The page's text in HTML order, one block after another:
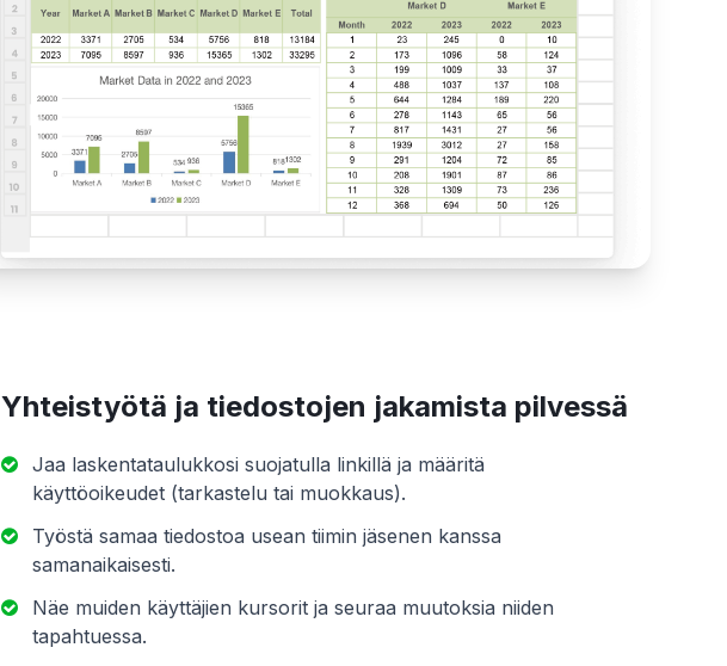
Yhteistyötä ja tiedostojen jakamista pilvessä
Jaa laskentataulukkosi suojatulla linkillä ja määritä
käyttöoikeudet (tarkastelu tai muokkaus).
Työstä samaa tiedostoa usean tiimin jäsenen kanssa
samanaikaisesti.
Näe muiden käyttäjien kursorit ja seuraa muutoksia niiden
tapahtuessa.